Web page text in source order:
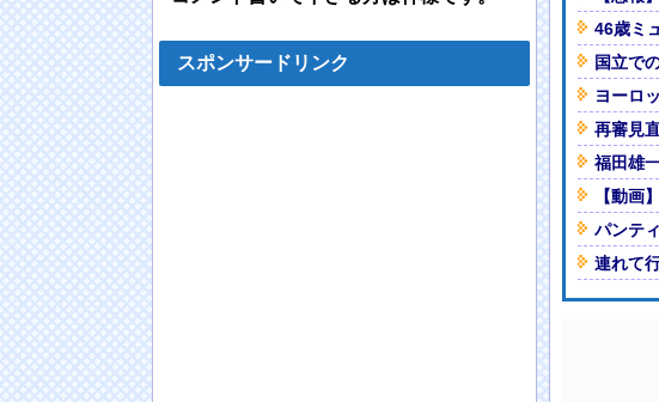
NEW!
【悲報】元グラドル佐藤寛子さん(41)「ヌードは本当はやり
像あり） NEW!
松のやさん、このご時世に350円でおかずを売りまくる驚安セ
NHK会長「スクランブル化で減収するかどうか…考えたこと
【ワンピース】ゾロ「女だぞ」エネル「見ればわかる」←こ
鈴木奈穂子アナ 袖口からインナーチラ見え！！【GIF動画あ
海外「日本人はなんて気高いんだ！」 英高級紙も驚愕した極
46歳ミ
国立で
ヨーロ
再審見
福田雄
【動画
パンテ
連れて
スポンサードリンク